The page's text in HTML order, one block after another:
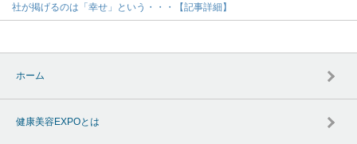
社が掲げるのは「幸せ」という・・・【記事詳細】
ホーム
健康美容EXPOとは